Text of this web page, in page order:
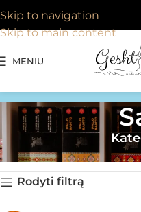
Skip to navigation
Skip to main content
MENIU
Pagrindinis »Satya »
Rodyti filtrą